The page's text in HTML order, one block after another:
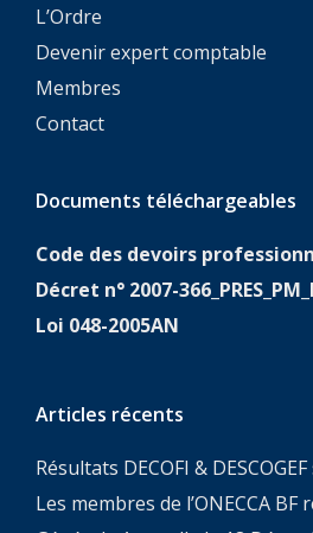
L’Ordre
Devenir expert comptable
Membres
Contact
Documents téléchargeables
Code des devoirs
Décret n° 2007-
Loi 048-2005AN
Articles récents
Résultats DECOFI &
Les membres de l’ONECCA